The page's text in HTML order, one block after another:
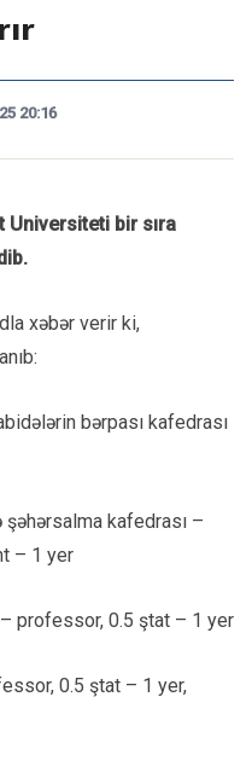
20:16
Universiteti bir sıra
xəbər verir ki,
bərpası kafedrası
kafedrası –
– 1 yer
– professor, 0.5 ştat – 1 yer
0.5 ştat – 1 yer,